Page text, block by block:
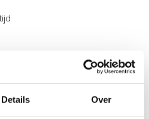
Details Over